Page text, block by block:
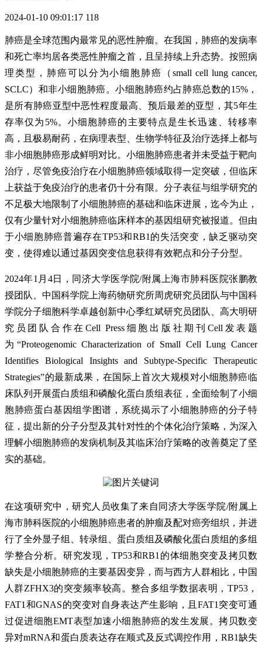
2024-01-10 09:01:17 118
肺癌是全球范围内最常见的恶性肿瘤。在我国，肺癌的发病率
和死亡率均居各类恶性肿瘤之首，且呈持续上升态势。按照病
理类型，肺癌可以分为小细胞肺癌（small cell lung cancer,
SCLC）和非小细胞肺癌。小细胞肺癌约占肺癌总数的15%，
是所有肺癌亚型中恶性程度最高、预后最差的亚型，其5年生
存率仅为5%。小细胞肺癌的主要特点是生长迅速、转移率
高，且极易耐药，在病理表型、生物学特征及治疗选择上都与
非小细胞肺癌形成鲜明对比。小细胞肺癌患者并未受益于靶向
治疗，尽管免疫治疗在小细胞肺癌领域取得一定突破，但临床
上获益于免疫治疗的患者仍十分有限。分子表征与组学研究的
不足极大地限制了小细胞肺癌的基础和临床进展，迄今为止，
仅有少量针对小细胞肺癌临床样本的基因组研究被报道。但由
于小细胞肺癌普遍存在TP53和RB1的失活突变，缺乏驱动突
变，使得难以通过基因突变信息获得有效靶点和分子分型。
2024年1月4日，同济大学医学院/附属上海市肺科医院张鹏教
授团队、中国科学院上海药物研究所周虎研究员团队与中国科
学院分子细胞科学卓越创新中心季红斌研究员团队、高大明研
究员团队合作在Cell Press细胞出版社期刊Cell发表题
为“Proteogenomic Characterization of Small Cell Lung Cancer
Identifies Biological Insights and Subtype-Specific Therapeutic
Strategies”的最新成果，在国际上首次大规模对小细胞肺癌临
床队列开展蛋白质组和磷酸化蛋白质组表征，全面绘制了小细
胞肺癌蛋白基因组学图谱，系统揭示了小细胞肺癌的分子特
征，提出新的分子分型及其针对性的个体化治疗策略，为深入
理解小细胞肺癌的发病机制及其临床治疗策略的改善奠定了坚
实的基础。
在这项研究中，研究人员收集了来自同济大学医学院/附属上
海市肺科医院的小细胞肺癌患者的肿瘤及配对癌旁组织，并进
行了全外显子组、转录组、蛋白质组及磷酸化蛋白质组的多组
学整合分析。研究发现，TP53和RB1的体细胞突变及拷贝数
缺失是小细胞肺癌的主要基因变异，而与西方人群相比，中国
人群ZFHX3的突变频率较高。整合多组学数据表明，TP53，
FAT1和GNAS的突变对自身表达产生影响，且FAT1突变可通
过促进细胞EMT表型加速小细胞肺癌的发生发展。拷贝数变
异对mRNA和蛋白质表达存在顺式及反式调控作用，RB1缺失